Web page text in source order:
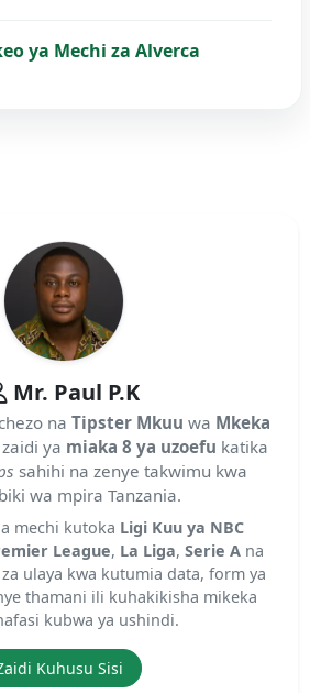
ya Mechi za Alverca
Mr. Paul P.K
naTipster Mkuu wa Mkeka
ya miaka 8 ya uzoefu katika
sahihi na zenye takwimu kwa
wa mpira Tanzania.
mechi kutoka Ligi Kuu ya NBC
League, La Liga,Serie A na
ulaya kwa kutumia data, form ya
thamani ili kuhakikisha mikeka
kubwa ya ushindi.
Kuhusu Sisi